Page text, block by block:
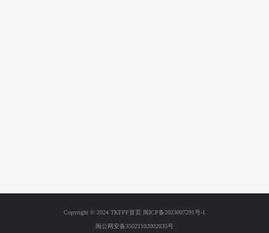
Copyright © 2024 TKFFF首页 闽ICP备2023007291号-1
闽公网安备35021102002035号